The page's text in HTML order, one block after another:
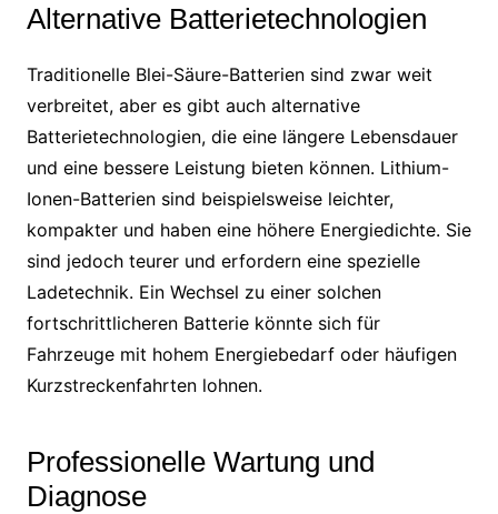
Alternative Batterietechnologien
Traditionelle Blei-Säure-Batterien sind zwar weit
verbreitet, aber es gibt auch alternative
Batterietechnologien, die eine längere Lebensdauer
und eine bessere Leistung bieten können. Lithium-
Ionen-Batterien sind beispielsweise leichter,
kompakter und haben eine höhere Energiedichte. Sie
sind jedoch teurer und erfordern eine spezielle
Ladetechnik. Ein Wechsel zu einer solchen
fortschrittlicheren Batterie könnte sich für
Fahrzeuge mit hohem Energiebedarf oder häufigen
Kurzstreckenfahrten lohnen.
Professionelle Wartung und
Diagnose